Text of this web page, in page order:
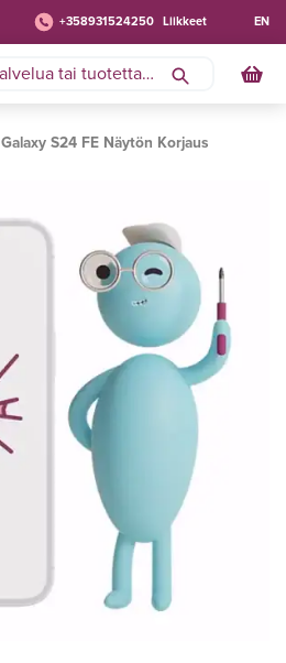
+358931524250 Liikkeet EN
Galaxy S24 FE Näytön Korjaus